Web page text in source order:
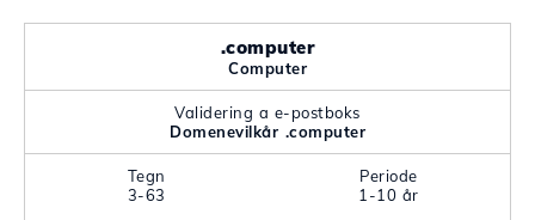
.computer
Computer
Validering a e-postboks
Domenevilkår .computer
Tegn
3-63
Periode
1-10 år